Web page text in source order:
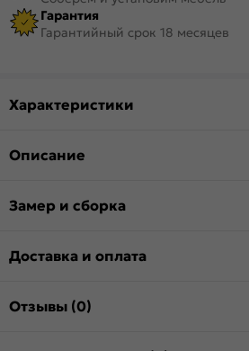
Гарантия
Гарантийный срок 18 месяцев
Характеристики
Описание
Замер и сборка
Доставка и оплата
Отзывы (0)